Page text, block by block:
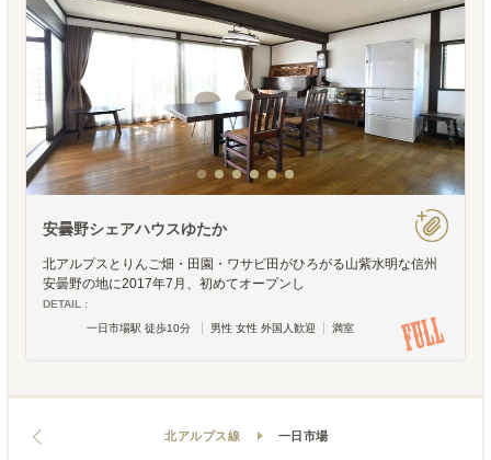
安曇野シェアハウスゆたか
北アルプスとりんご畑・田園・ワサビ田がひろがる山紫水明な信州
安曇野の地に2017年7月、初めてオープンし
DETAIL :
一日市場駅 徒歩10分
男性 女性 外国人歓迎 満室
北アルプス線 一日市場